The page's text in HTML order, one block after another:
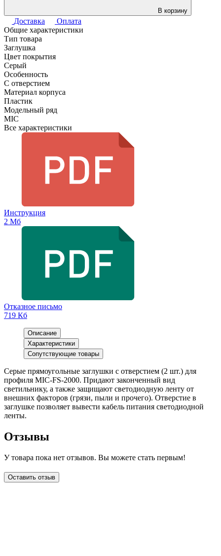
В корзину
Доставка
Оплата
Общие характеристики
Тип товара
Заглушка
Цвет покрытия
Серый
Особенность
С отверстием
Материал корпуса
Пластик
Модельный ряд
MIC
Все характеристики
Инструкция
2 Мб
Отказное письмо
719 Кб
Описание
Характеристики
Сопутствующие товары
Серые прямоугольные заглушки с отверстием (2 шт.) для
профиля MIC-FS-2000. Придают законченный вид
светильнику, а также защищают светодиодную ленту от
внешних факторов (грязи, пыли и прочего). Отверстие в
заглушке позволяет вывести кабель питания светодиодной
ленты.
Отзывы
У товара пока нет отзывов. Вы можете стать первым!
Оставить отзыв